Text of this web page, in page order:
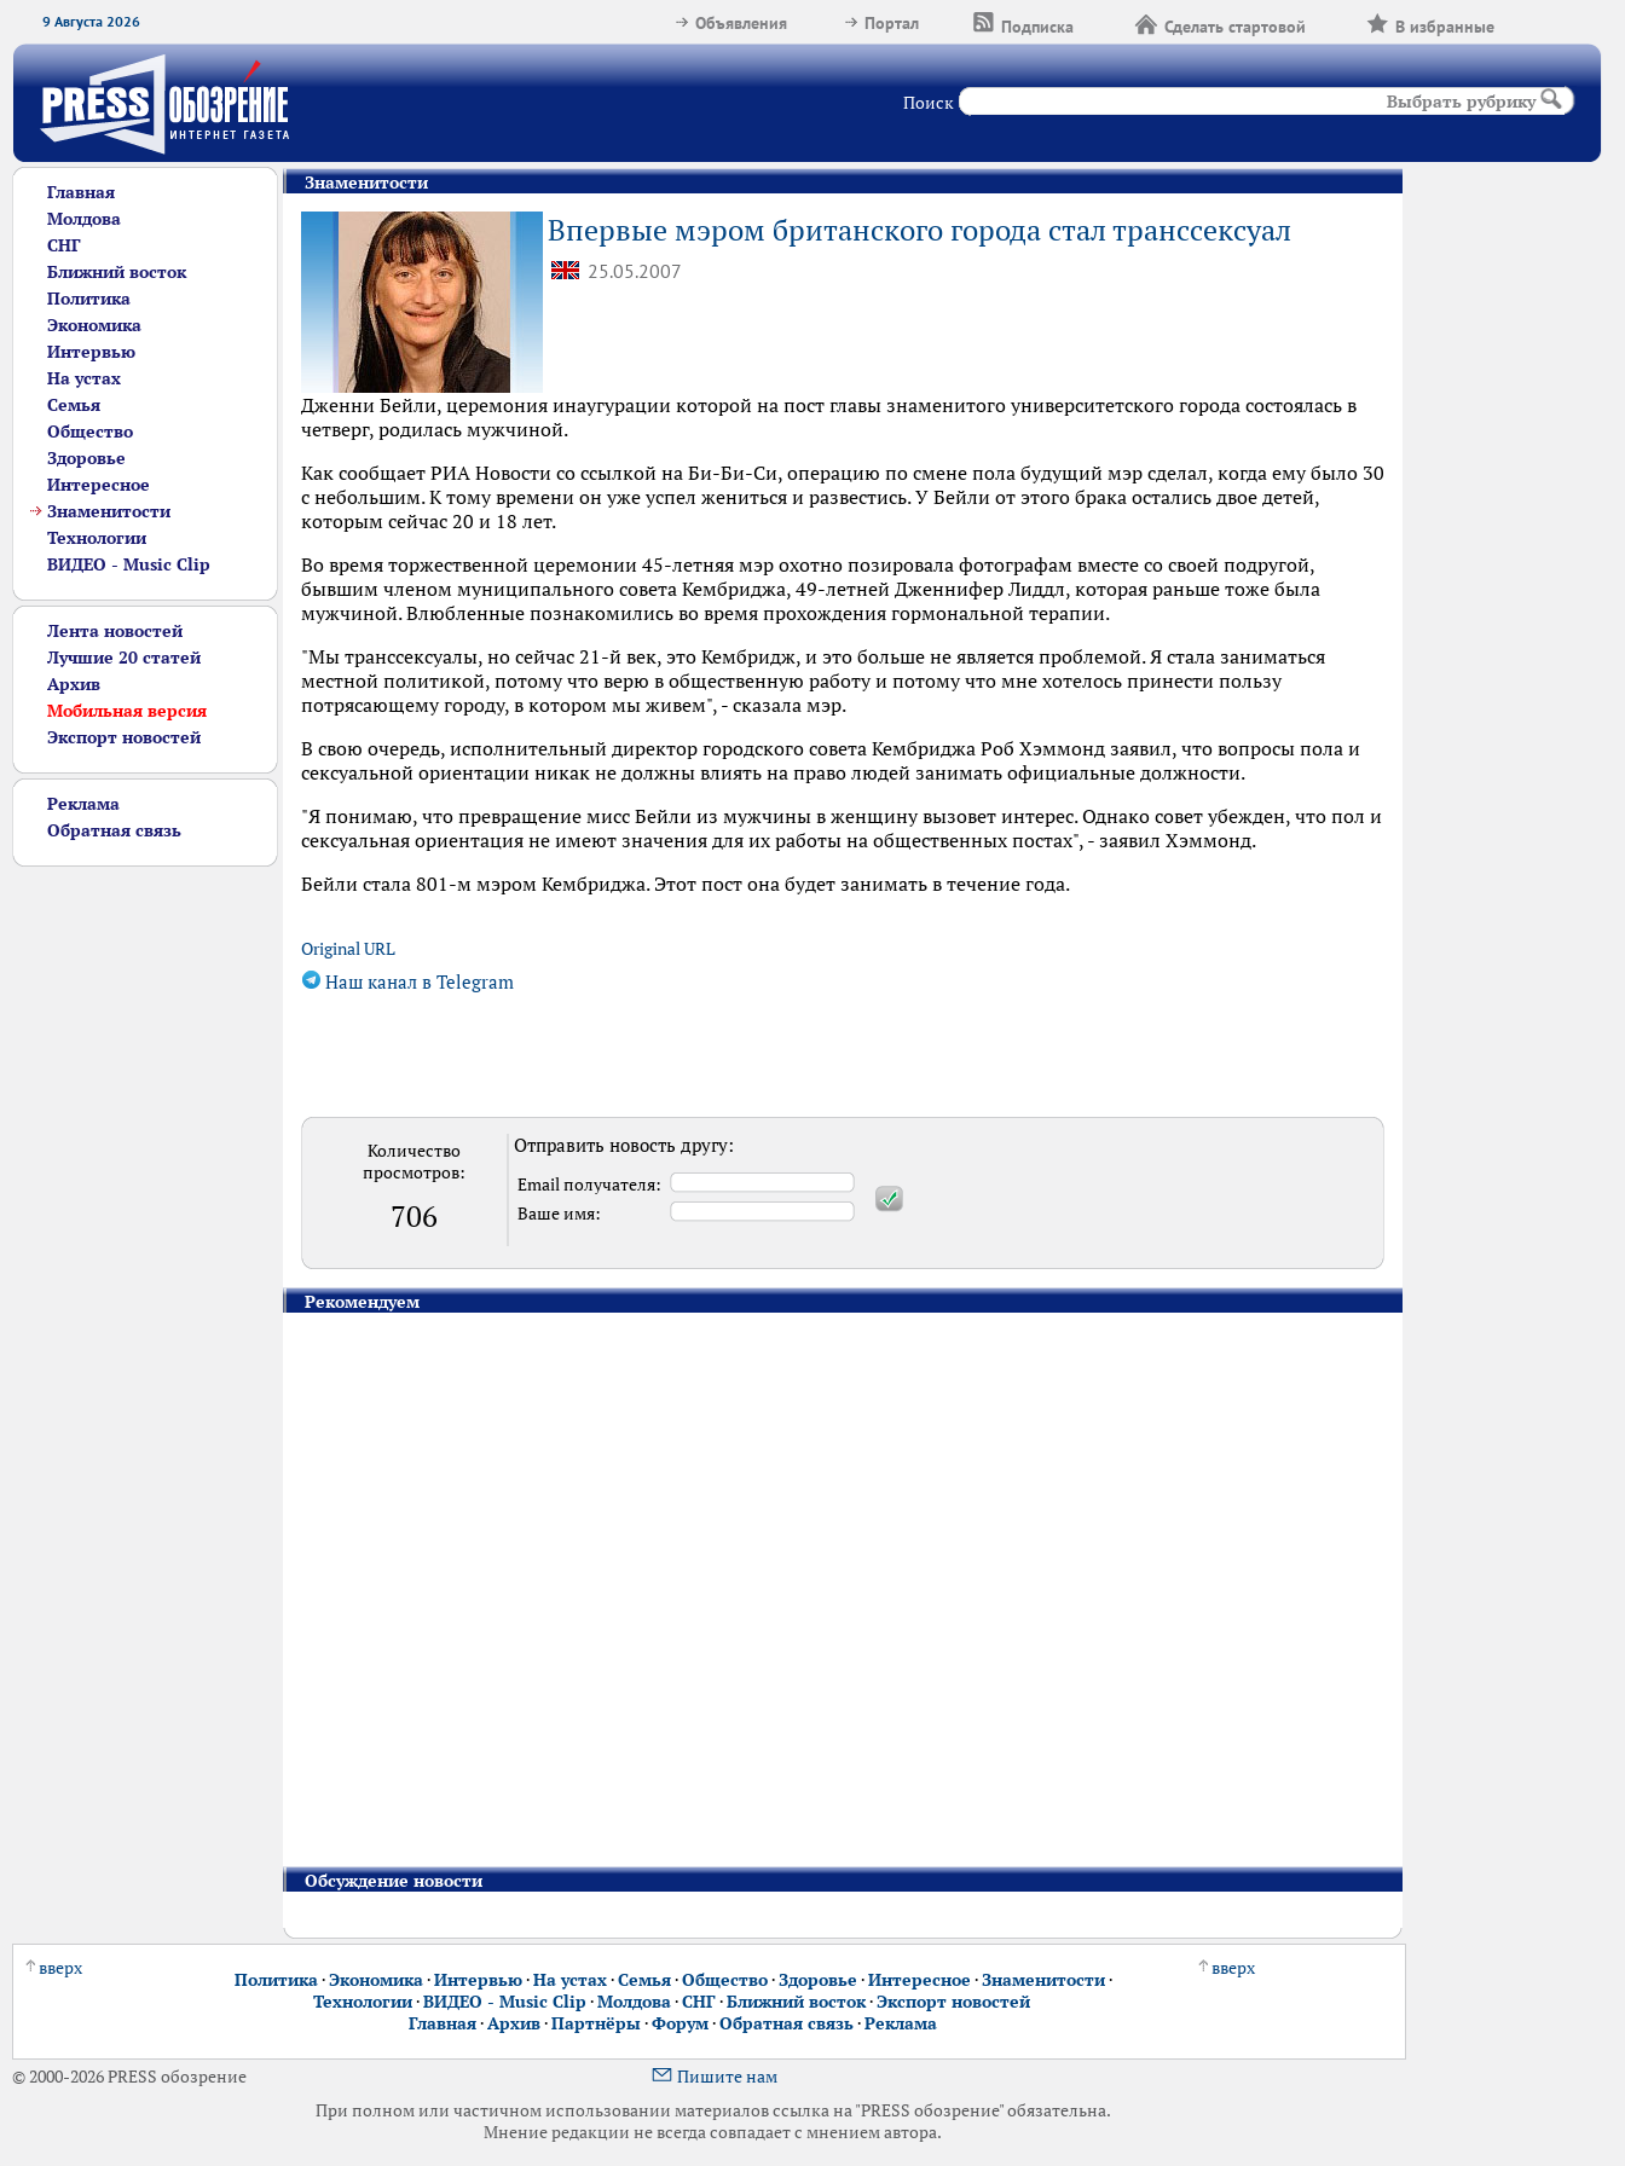
9 Августа 2026 В избранные
Сделать стартовой
Подписка
Портал
Объявления
Поиск Выбрать рубрику
Главная
Молдова
СНГ
Ближний восток
Политика
Экономика
Интервью
На устах
Семья
Общество
Здоровье
Интересное
Знаменитости
Технологии
ВИДЕО - Music Clip
Лента новостей
Лучшие 20 статей
Архив
Мобильная версия
Экспорт новостей
Реклама
Обратная связь
Знаменитости
Впервые мэром британского города стал транссексуал
25.05.2007
Дженни Бейли, церемония инаугурации которой на пост главы знаменитого университетского города состоялась в
четверг, родилась мужчиной.
Как сообщает РИА Новости со ссылкой на Би-Би-Си, операцию по смене пола будущий мэр сделал, когда ему было 30
с небольшим. К тому времени он уже успел жениться и развестись. У Бейли от этого брака остались двое детей,
которым сейчас 20 и 18 лет.
Во время торжественной церемонии 45-летняя мэр охотно позировала фотографам вместе со своей подругой,
бывшим членом муниципального совета Кембриджа, 49-летней Дженнифер Лиддл, которая раньше тоже была
мужчиной. Влюбленные познакомились во время прохождения гормональной терапии.
"Мы транссексуалы, но сейчас 21-й век, это Кембридж, и это больше не является проблемой. Я стала заниматься
местной политикой, потому что верю в общественную работу и потому что мне хотелось принести пользу
потрясающему городу, в котором мы живем", - сказала мэр.
В свою очередь, исполнительный директор городского совета Кембриджа Роб Хэммонд заявил, что вопросы пола и
сексуальной ориентации никак не должны влиять на право людей занимать официальные должности.
"Я понимаю, что превращение мисс Бейли из мужчины в женщину вызовет интерес. Однако совет убежден, что пол и
сексуальная ориентация не имеют значения для их работы на общественных постах", - заявил Хэммонд.
Бейли стала 801-м мэром Кембриджа. Этот пост она будет занимать в течение года.
Original URL
Наш канал в Telegram
Количество
просмотров:
706
Отправить новость другу:
Email получателя:
Ваше имя:
Рекомендуем
Обсуждение новости
вверх
Политика·Экономика·Интервью·На устах·Семья·Общество·Здоровье ·Интересное ·Знаменитости·
Технологии·ВИДЕО - Music Clip ·Молдова·СНГ·Ближний восток·Экспорт новостей
Главная·Архив·Партнёры·Форум·Обратная связь·Реклама
вверх
© 2000-2026 PRESS обозрение
Пишите нам
При полном или частичном использовании материалов ссылка на "PRESS обозрение" обязательна.
Мнение редакции не всегда совпадает с мнением автора.